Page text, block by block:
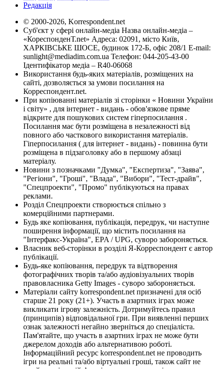
Редакція
© 2000-2026, Korrespondent.net
Суб'єкт у сфері онлайн-медіа Назва онлайн-медіа –
«КореспонденТ.net» Адреса: 02091, місто Київ,
ХАРКІВСЬКЕ ШОСЕ, будинок 172-Б, офіс 208/1 E-mail:
sunlight@mediadim.com.ua Телефон: 044-205-43-00
Ідентифікатор медіа – R40-06068
Використання будь-яких матеріалів, розміщених на
сайті, дозволяється за умови посилання на
Корреспондент.net.
При копіюванні матеріалів зі сторінки « Новини України
і світу» , для інтернет - видань - обов'язкове пряме
відкрите для пошукових систем гіперпосилання .
Посилання має бути розміщена в незалежності від
повного або часткового використання матеріалів.
Гіперпосилання ( для інтернет - видань) - повинна бути
розміщена в підзаголовку або в першому абзаці
матеріалу.
Новини з позначками "Думка", "Експертиза", "Заява",
"Регіони", "Гроші", "Влада", "Вибори", "Тест-драйв",
"Спецпроекти", "Промо" публікуються на правах
реклами.
Розділ Спецпроекти створюється спільно з
комерційними партнерами.
Будь яке копіювання, публікація, передрук, чи наступне
поширення інформації, що містить посилання на
"Інтерфакс-Україна", EPA / UPG, суворо забороняється.
Власник веб-сторінки в розділі Я-Корреспондент є автор
публікації.
Будь-яке копіювання, передрук та відтворення
фотографічних творів та/або аудіовізуальних творів
правовласника Getty Images - суворо забороняється.
Матеріали сайту korrespondent.net призначені для осіб
старше 21 року (21+). Участь в азартних іграх може
викликати ігрову залежність. Дотримуйтесь правил
(принципів) відповідальної гри. При виявленні перших
ознак залежності негайно зверніться до спеціаліста.
Пам'ятайте, що участь в азартних іграх не може бути
джерелом доходів або альтернативою роботі.
Інформаційний ресурс korrespondent.net не проводить
ігри на реальні та/або віртуальні гроші, також сайт не